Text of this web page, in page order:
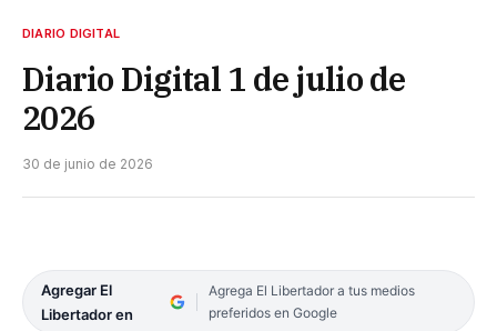
DIARIO DIGITAL
Diario Digital 1 de julio de
2026
30 de junio de 2026
Agregar El
Libertador en
Agrega El Libertador a tus medios
preferidos en Google